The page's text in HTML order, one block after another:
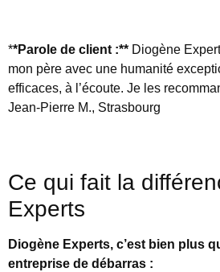
**Parole de client :** Diogène
mon père avec une humanité
efficaces, à l’écoute. Je les
Jean-Pierre M., Strasbourg
Ce qui fait la
Experts
Diogène Experts, c’est bien plus
entreprise de débarras :